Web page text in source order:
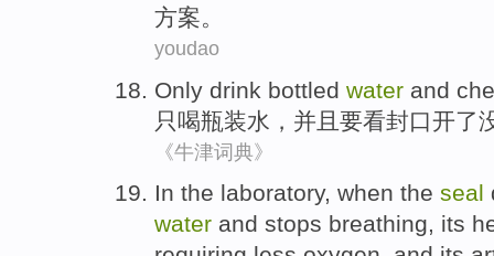
方案。
youdao
Only drink bottled water and
只喝瓶装水 ， 并且 要看封口开了
《牛津词典》
In the laboratory, when the seal
water and stops breathing, its